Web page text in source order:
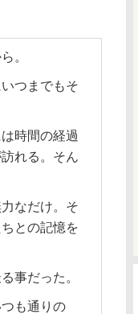
。
つまでもそ
時間の経過
れる。そん
なだけ。そ
との記憶を
事だった。
も通りの